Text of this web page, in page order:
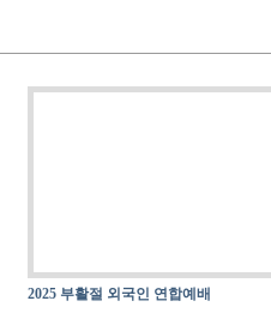
2025 부활절 외국인 연합예배